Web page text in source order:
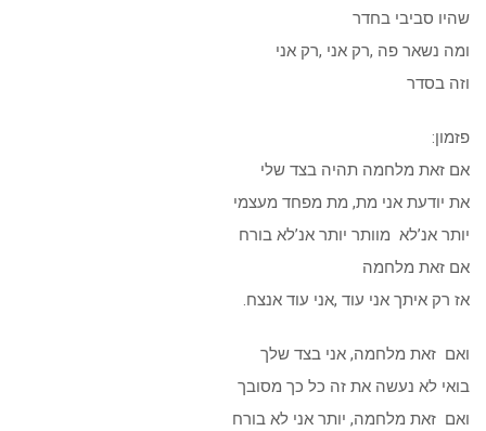
שהיו סביבי בחדר
ומה נשאר פה ,רק אני ,רק אני
וזה בסדר
פזמון:
אם זאת מלחמה תהיה בצד שלי
את יודעת אני מת, מת מפחד מעצמי
יותר אנ’לא מוותר יותר אנ’לא בורח
אם זאת מלחמה
אז רק איתך אני עוד ,אני עוד אנצח.
ואם זאת מלחמה, אני בצד שלך
בואי לא נעשה את זה כל כך מסובך
ואם זאת מלחמה, יותר אני לא בורח